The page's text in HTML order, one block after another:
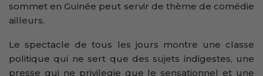
sommet en Guinée peut servir de thème de comédie
ailleurs.
Le spectacle de tous les jours montre une classe
politique qui ne sert que des sujets indigestes, une
presse qui ne privilegie que le sensationnel et une